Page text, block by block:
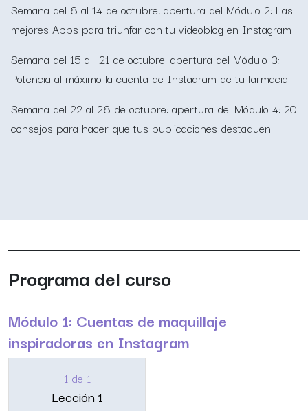
Semana del 8 al 14 de octubre: apertura del Módulo 2: Las
mejores Apps para triunfar con tu videoblog en Instagram
Semana del 15 al 21 de octubre: apertura del Módulo 3:
Potencia al máximo la cuenta de Instagram de tu farmacia
Semana del 22 al 28 de octubre: apertura del Módulo 4: 20
consejos para hacer que tus publicaciones destaquen
Programa del curso
Módulo 1: Cuentas de maquillaje
inspiradoras en Instagram
1 de 1
Lección 1